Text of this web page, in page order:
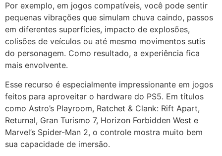
Por exemplo, em jogos compatíveis, você pode sentir
pequenas vibrações que simulam chuva caindo, passos
em diferentes superfícies, impacto de explosões,
colisões de veículos ou até mesmo movimentos sutis
do personagem. Como resultado, a experiência fica
mais envolvente.
Esse recurso é especialmente impressionante em jogos
feitos para aproveitar o hardware do PS5. Em títulos
como Astro’s Playroom, Ratchet & Clank: Rift Apart,
Returnal, Gran Turismo 7, Horizon Forbidden West e
Marvel’s Spider-Man 2, o controle mostra muito bem
sua capacidade de imersão.